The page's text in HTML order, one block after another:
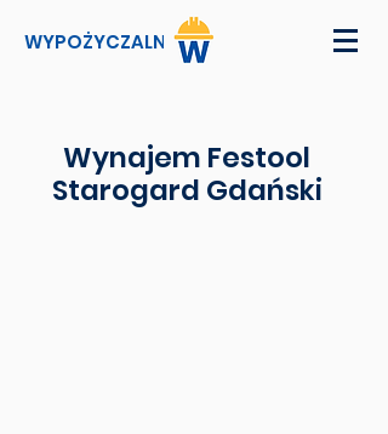
WYPOŻYCZALNI
Wynajem Festool
Starogard Gdański